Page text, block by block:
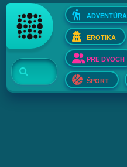
ADVENTÚRA
EROTIKA
PRE DVOCH
ŠPORT